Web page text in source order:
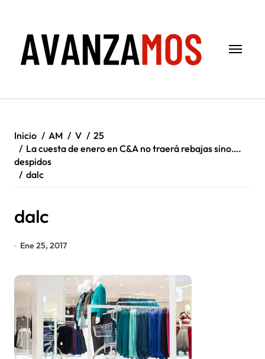
contenido
Inicio AM V
25
La cuesta de enero en C&A no traerá rebajas sino….
despidos
dalc
dalc
Ene 25, 2017